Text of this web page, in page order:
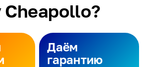
Даём
гарантию